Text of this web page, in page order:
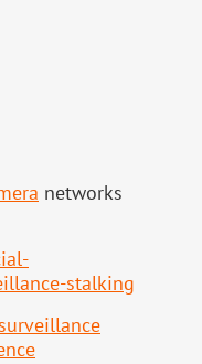
networks
stalking